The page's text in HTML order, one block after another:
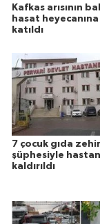
Kafkas arısının
hasat
katıldı
7 çocuk gıda
şüphesiyle
kaldırıldı